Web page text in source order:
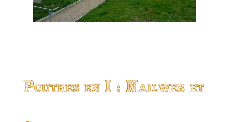
Poutres en I : Nailweb et